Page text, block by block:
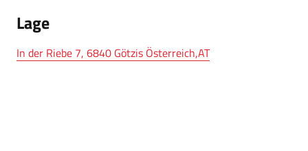
Lage
In der Riebe 7, 6840 Götzis Österreich,AT